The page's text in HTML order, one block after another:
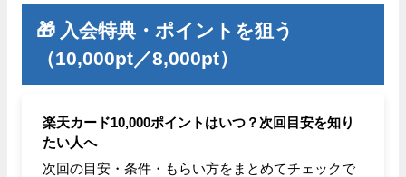
🎁 入会特典・ポイントを狙う
（10,000pt／8,000pt）
楽天カード10,000ポイントはいつ？次回目安を知り
たい人へ
次回の目安・条件・もらい方をまとめてチェックで